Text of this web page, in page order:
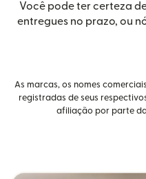
Você pode ter certeza
entregues no prazo, ou
As marcas, os nomes
registradas de seus
afiliação por parte